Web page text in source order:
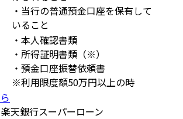
・当行の普通預金口座を保有して
いること
・本人確認書類
・所得証明書類（※）
・預金口座振替依頼書
※利用限度額50万円以上の時
楽天銀行スーパーローン